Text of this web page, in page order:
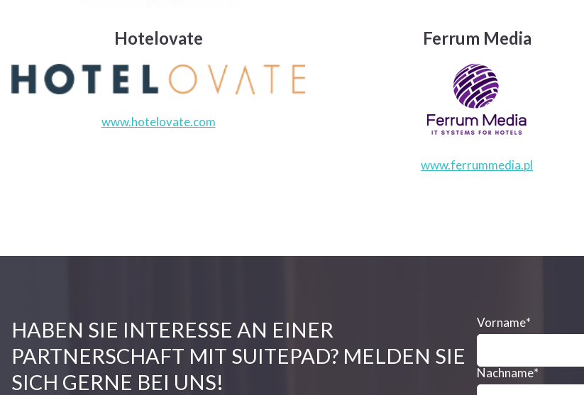
Hotelovate
www.hotelovate.com
Ferrum Media
www.ferrummedia.pl
HABEN SIE INTERESSE AN EINER
PARTNERSCHAFT MIT SUITEPAD? MELDEN SIE
SICH GERNE BEI UNS!
Vorname*
Nachname*